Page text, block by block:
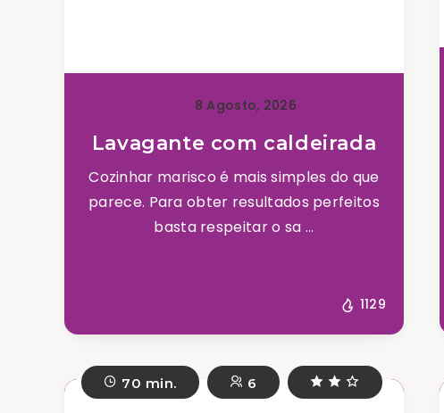
8 Agosto, 2026
Lavagante com caldeirada
Cozinhar marisco é mais simples do que
parece. Para obter resultados perfeitos
basta respeitar o sa ...
1129
70 min. 6